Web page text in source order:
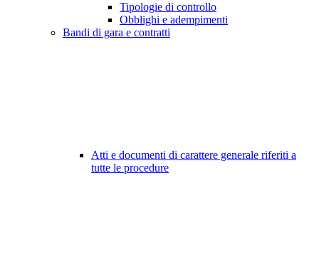
Tipologie di controllo
Obblighi e adempimenti
Bandi di gara e contratti
Atti e documenti di carattere generale riferiti a
tutte le procedure